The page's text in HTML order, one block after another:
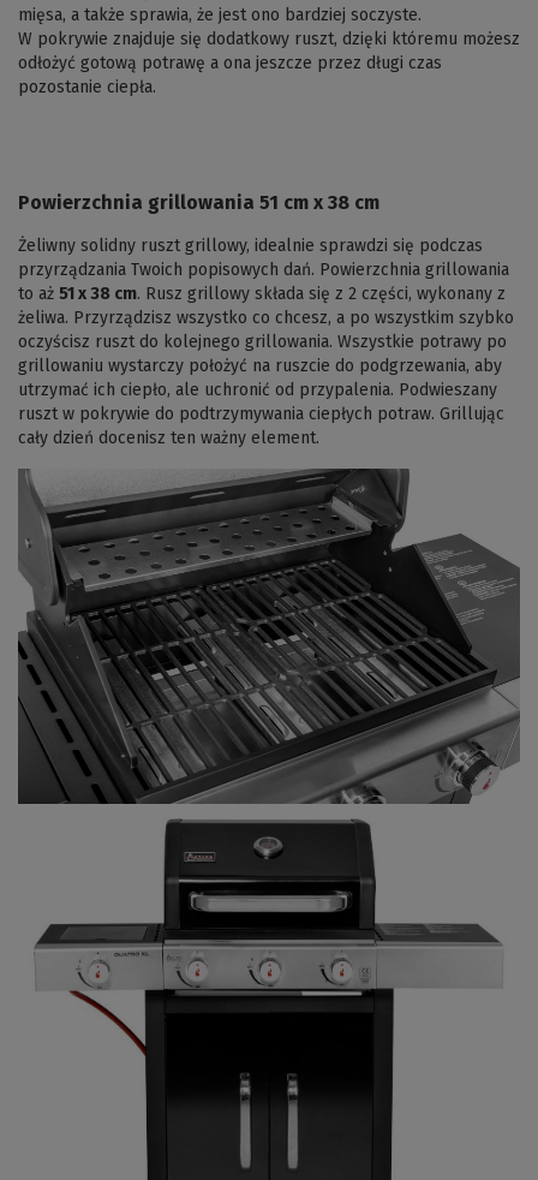
mięsa, a także sprawia, że jest ono bardziej soczyste.
W pokrywie znajduje się dodatkowy ruszt, dzięki któremu możesz
odłożyć gotową potrawę a ona jeszcze przez długi czas
pozostanie ciepła.
Powierzchnia grillowania 51 cm x 38 cm
Żeliwny solidny ruszt grillowy, idealnie sprawdzi się podczas
przyrządzania Twoich popisowych dań. Powierzchnia grillowania
to aż 51 x 38 cm. Rusz grillowy składa się z 2 części, wykonany z
żeliwa. Przyrządzisz wszystko co chcesz, a po wszystkim szybko
oczyścisz ruszt do kolejnego grillowania. Wszystkie potrawy po
grillowaniu wystarczy położyć na ruszcie do podgrzewania, aby
utrzymać ich ciepło, ale uchronić od przypalenia. Podwieszany
ruszt w pokrywie do podtrzymywania ciepłych potraw. Grillując
cały dzień docenisz ten ważny element.